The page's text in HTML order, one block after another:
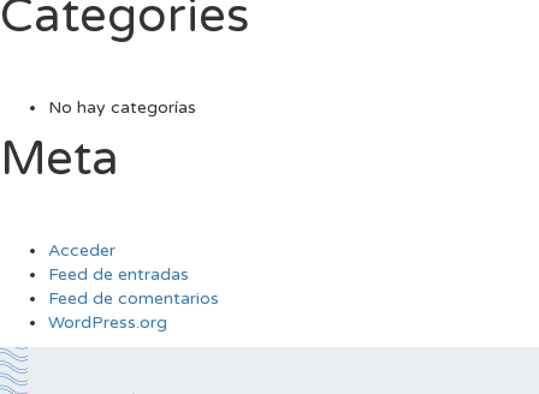
Categories
No hay categorías
Meta
Acceder
Feed de entradas
Feed de comentarios
WordPress.org